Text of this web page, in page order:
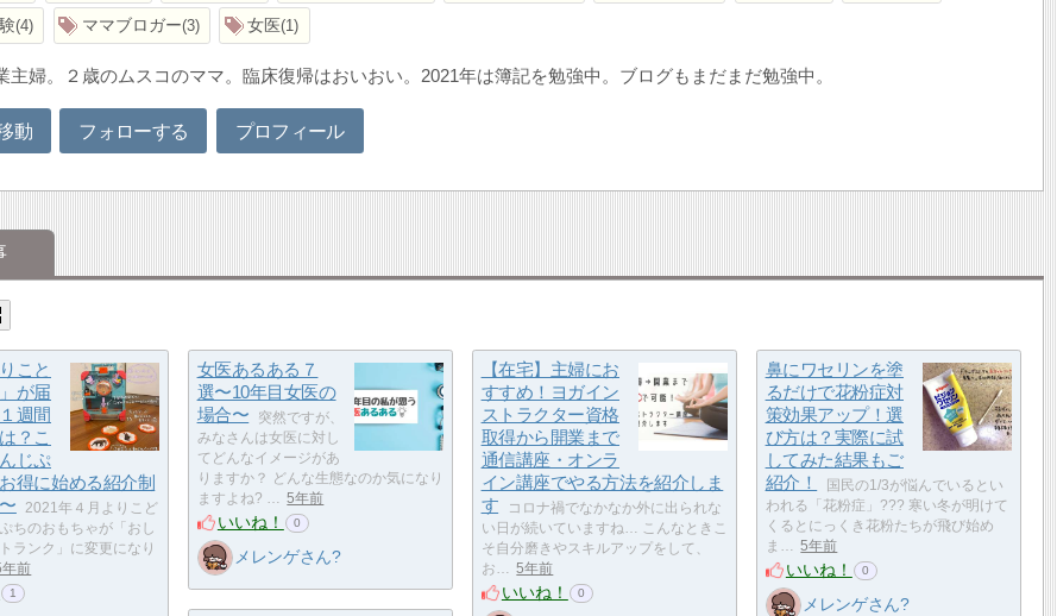
4 ママブロガー 3 女医 1
主婦。２歳のムスコのママ。臨床復帰はおいおい。2021年は簿記を勉強中。ブログもまだまだ勉強中。
動 フォローする プロフィール
こと
が届
週間
？こ
じぷ
得に始める紹介制
2021年４月よりこど
ちのおもちゃが「おし
ランク」に変更になり
年前
1
女医あるある７
選〜10年目女医の
場合〜
突然ですが、
みなさんは女医に対し
てどんなイメージがあ
りますか？ どんな生態なのか気になり
ますよね? …
5年前
いいね！ 0
メレンゲさん?
【在宅】主婦にお
すすめ！ヨガイン
ストラクター資格
取得から開業まで
通信講座・オンラ
イン講座でやる方法を紹介しま
す
コロナ禍でなかなか外に出られな
い日が続いていますね… こんなときこ
そ自分磨きやスキルアップをして、
お…
5年前
いいね！ 0
鼻にワセリンを塗
るだけで花粉症対
策効果アップ！選
び方は？実際に試
してみた結果もご
紹介！
国民の1/3が悩んでいるとい
われる「花粉症」??? 寒い冬が明けて
くるとにっくき花粉たちが飛び始め
ま…
5年前
いいね！ 0
メレンゲさん?